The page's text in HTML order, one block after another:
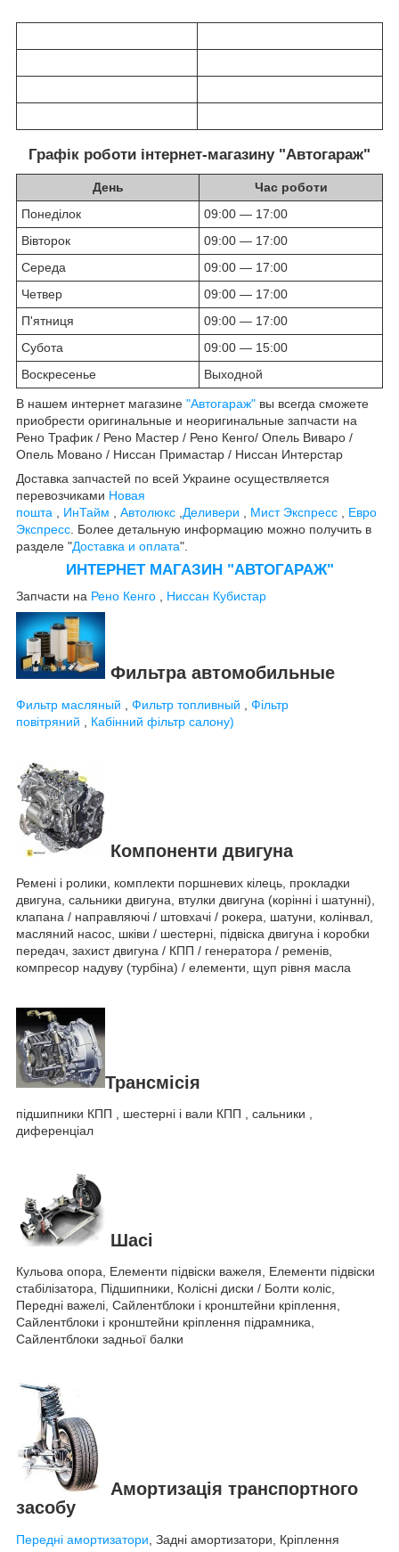
Графік роботи інтернет-магазину "Автогараж"
День
Час роботи
Понеділок
09:00 — 17:00
Вівторок
09:00 — 17:00
Середа
09:00 — 17:00
Четвер
09:00 — 17:00
П'ятниця
09:00 — 17:00
Субота
09:00 — 15:00
Воскресенье
Выходной
В нашем интернет магазине "Автогараж" вы всегда сможете
приобрести оригинальные и неоригинальные запчасти на
Рено Трафик / Рено Мастер / Рено Кенго/ Опель Виваро /
Опель Мовано / Ниссан Примастар / Ниссан Интерстар
Доставка запчастей по всей Украине осуществляется
перевозчиками Новая
пошта
ИнТайм Автолюкс Деливери Мист Экспресс
Евро
Экспресс . Более детальную информацию можно получить в
разделе "Доставка и оплата".
ИНТЕРНЕТ МАГАЗИН "АВТОГАРАЖ"
Запчасти на Рено Кенго , Ниссан Кубистар
Фильтра автомобильные
Фильтр масляный Фильтр топливный
Фільтр
повітряний
Кабінний фільтр салону)
Компоненти двигуна
Ремені і ролики, комплекти поршневих кілець, прокладки
двигуна, сальники двигуна, втулки двигуна (корінні і шатунні),
клапана / направляючі / штовхачі / рокера, шатуни, колінвал,
масляний насос, шківи / шестерні, підвіска двигуна і коробки
передач, захист двигуна / КПП / генератора / ременів,
компресор надуву (турбіна) / елементи, щуп рівня масла
Трансмісія
підшипники КПП , шестерні і вали КПП , сальники ,
диференціал
Шасі
Кульова опора, Елементи підвіски важеля, Елементи підвіски
стабілізатора, Підшипники, Колісні диски / Болти коліс,
Передні важелі, Сайлентблоки і кронштейни кріплення,
Сайлентблоки і кронштейни кріплення підрамника,
Сайлентблоки задньої балки
Амортизація транспортного
засобу
Передні амортизатори , Задні амортизатори, Кріплення